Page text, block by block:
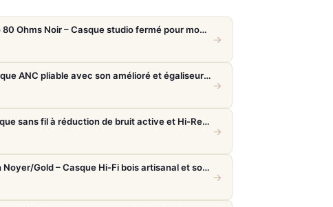
Beyerdynamic DT 770 Pro 80 Ohms Noir – Casque studio fermé pour monitoring précis
→
Sony WH-1000XM6 – Casque ANC pliable avec son amélioré et égaliseur réglable
→
Sony WH-1000XM5 – Casque sans fil à réduction de bruit active et Hi-Res LDAC
→
Meze 99 Classics 2nd Gen Noyer/Gold – Casque Hi-Fi bois artisanal et son balancé
→